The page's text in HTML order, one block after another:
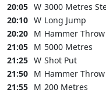
20:05 W 3000 Metres
20:10 W Long Jump
20:20
M Hammer Throw
21:05
M 5000 Metres
21:25 W Shot Put
21:50
M Hammer Throw
21:55
M 200 Metres